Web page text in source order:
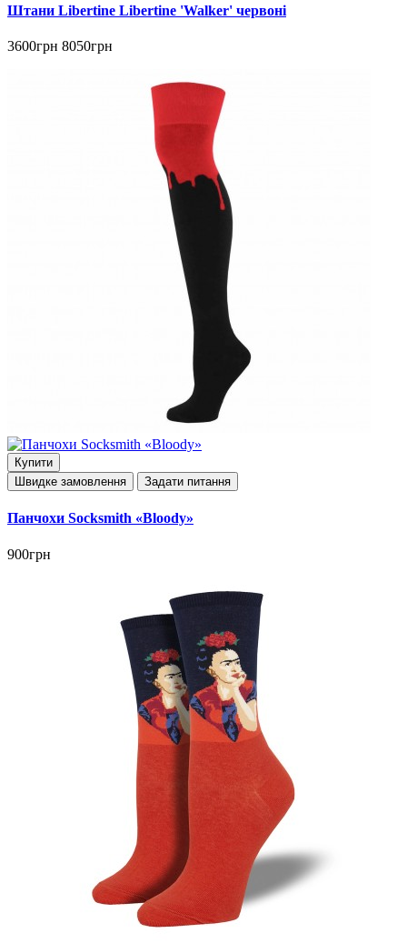
Штани Libertine Libertine 'Walker' червоні
3600грн 8050грн
Купити
Швидке замовлення
Задати питання
Панчохи Socksmith «Bloody»
900грн